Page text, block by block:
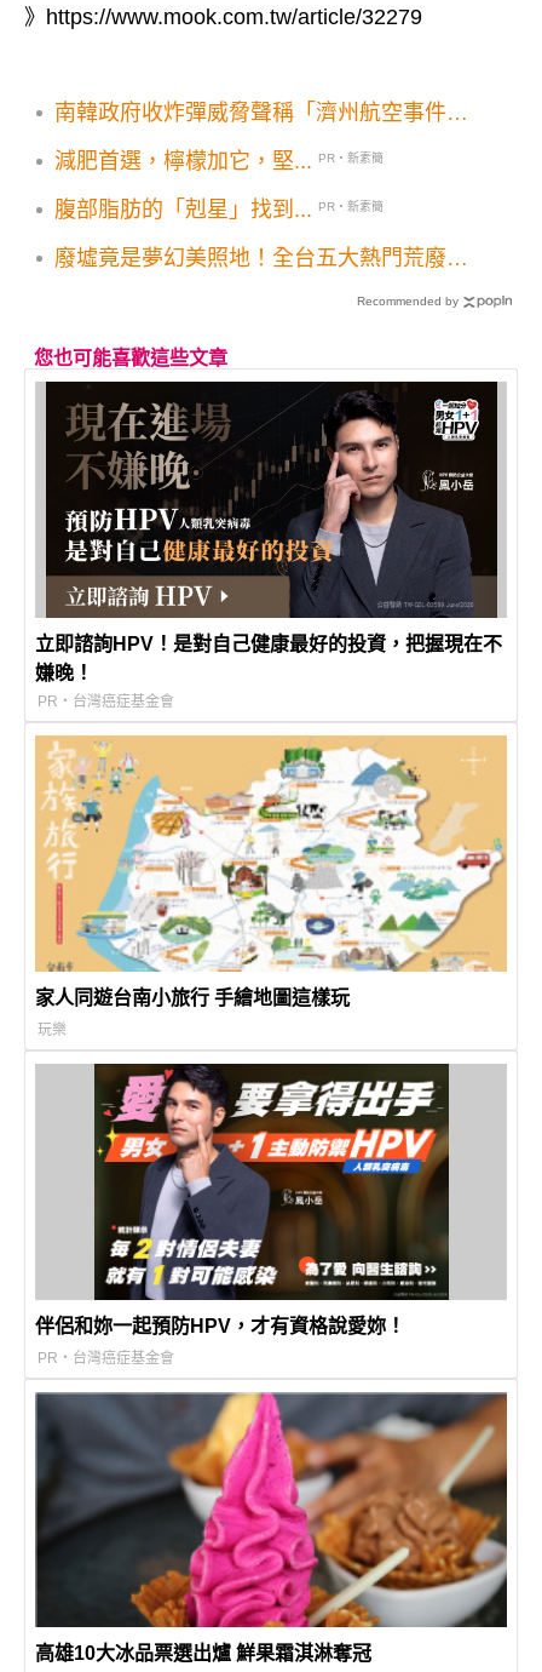
》 https://www.mook.com.tw/article/32279
南韓政府收炸彈威脅聲稱「濟州航空事件是
減肥首選，檸檬加它，堅...
PR・新素簡
腹部脂肪的「剋星」找到... PR・新素簡
廢墟竟是夢幻美照地！全台五大熱門荒廢名
Recommended by
您也可能喜歡這些文章
立即諮詢HPV！是對自己健康最好的投資，把握現在不
嫌晚！
PR・台灣癌症基金會
家人同遊台南小旅行 手繪地圖這樣玩
玩樂
伴侶和妳一起預防HPV，才有資格說愛妳！
PR・台灣癌症基金會
高雄10大冰品票選出爐 鮮果霜淇淋奪冠